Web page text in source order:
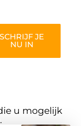
SCHRIJF JE
NU IN
u mogelijk